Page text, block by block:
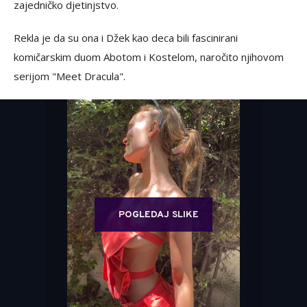
zajedničko djetinjstvo.
Rekla je da su ona i Džek kao deca bili fascinirani
komičarskim duom Abotom i Kostelom, naročito njihovom
serijom "Meet Dracula".
POGLEDAJ SLIKE